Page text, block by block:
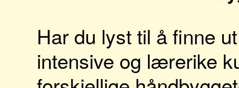
Har du lyst til å finne
intensive og lærerike